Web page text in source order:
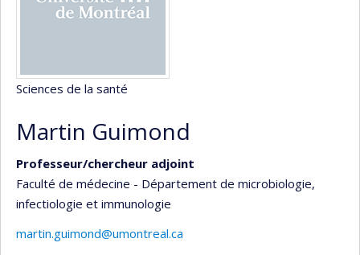
Sciences de la santé
Martin Guimond
Professeur/chercheur adjoint
Faculté de médecine - Département de microbiologie,
infectiologie et immunologie
martin.guimond@umontreal.ca